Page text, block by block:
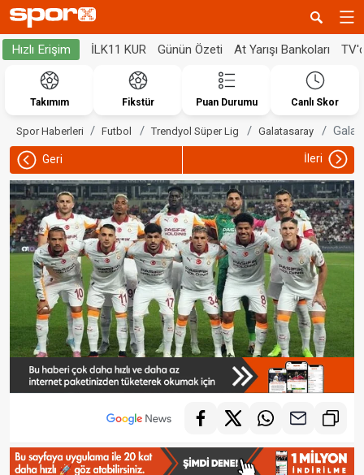
Hızlı Erişim İLK11 KUR Günün Özeti At Yarışı Bankoları
Takımım Fikstür Puan Durumu Canlı Skor
Spor Haberleri Futbol Trendyol Süper Lig Galatasaray
Geri İleri